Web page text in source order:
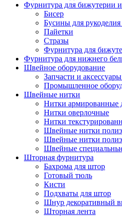
Фурнитура для бижутерии
Бисер
Бусины для
Пайетки
Стразы
Фурнитура для
Фурнитура для нижнего
Швейное оборудование
Запчасти и
Промышленное
Швейные нитки
Нитки армированные
Нитки оверлочные
Нитки
Швейные нитки
Швейные нитки
Швейные
Шторная фурнитура
Бахрома для штор
Готовый тюль
Кисти
Подхваты для штор
Шнур декоративный
Шторная лента